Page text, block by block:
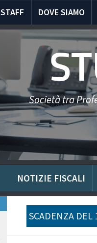
STAFF DOVE SIAMO
Società tra
NOTIZIE FISCALI
SCADENZA DEL